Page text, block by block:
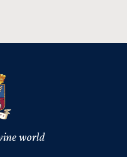
world